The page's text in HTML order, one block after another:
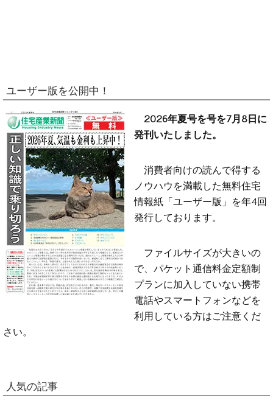
ユーザー版を公開中！
2026年夏号を号を7月8日に
発刊いたしました。
消費者向けの読んで得する
ノウハウを満載した無料住宅
情報紙「ユーザー版」を年4回
発行しております。
ファイルサイズが大きいの
で、パケット通信料金定額制
プランに加入していない携帯
電話やスマートフォンなどを
利用している方はご注意くだ
さい。
人気の記事